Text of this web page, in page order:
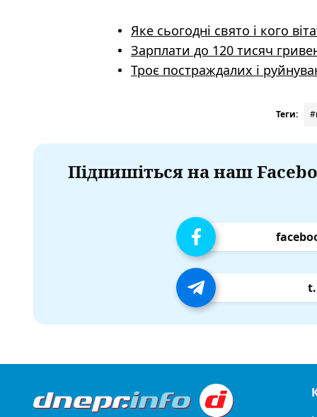
Яке сьогодні свято і кого
Зарплати до 120 тисяч
Троє постраждалих і
Теги:
Підпишіться на наш